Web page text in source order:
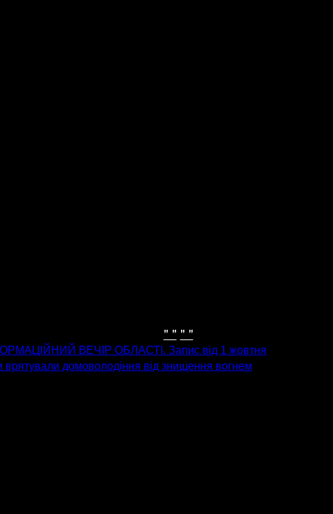
" " " "
ВЕЧІР ОБЛАСТІ. Запис від 1 жовтня
врятували домоволодіння від знищення вогнем